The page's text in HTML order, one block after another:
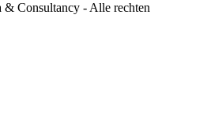
Consultancy - Alle rechten